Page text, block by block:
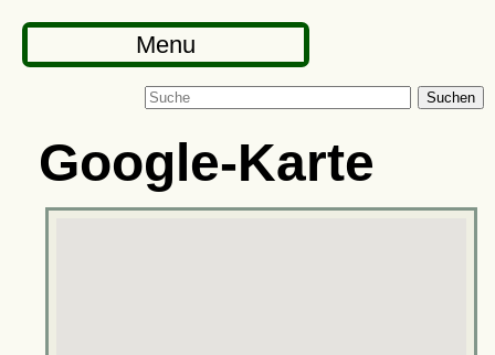
Menu
Suchen
Google-Karte